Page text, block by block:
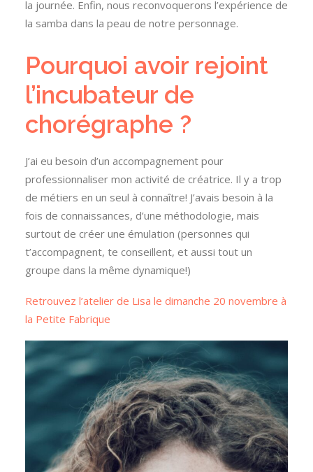
la journée. Enfin, nous reconvoquerons l’expérience de
la samba dans la peau de notre personnage.
Pourquoi avoir rejoint
l’incubateur de
chorégraphe ?
J’ai eu besoin d’un accompagnement pour
professionnaliser mon activité de créatrice. Il y a trop
de métiers en un seul à connaître! J’avais besoin à la
fois de connaissances, d’une méthodologie, mais
surtout de créer une émulation (personnes qui
t’accompagnent, te conseillent, et aussi tout un
groupe dans la même dynamique!)
Retrouvez l’atelier de Lisa le dimanche 20 novembre à
la Petite Fabrique